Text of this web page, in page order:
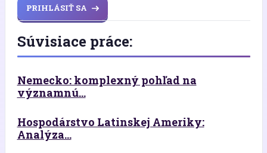
PRIHLÁSIŤ SA
Súvisiace práce:
Nemecko: komplexný pohľad na
významnú...
Hospodárstvo Latinskej Ameriky:
Analýza...